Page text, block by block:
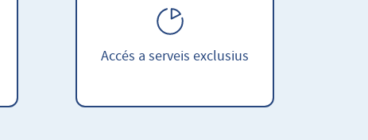
Accés a serveis exclusius